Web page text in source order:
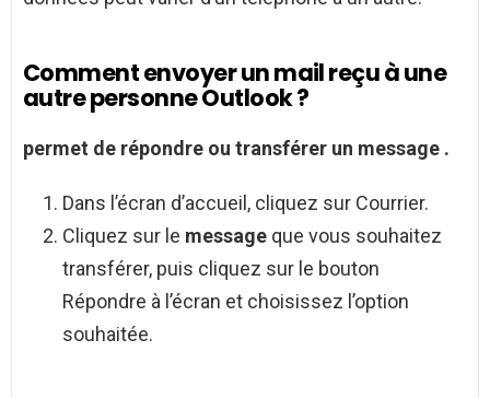
Comment envoyer un mail reçu à une
autre personne Outlook ?
permet de répondre ou transférer un message .
Dans l’écran d’accueil, cliquez sur Courrier.
Cliquez sur le message que vous souhaitez
transférer, puis cliquez sur le bouton
Répondre à l’écran et choisissez l’option
souhaitée.